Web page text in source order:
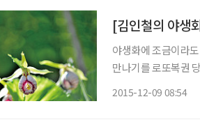
[김인철의 야생
야생화에 조금이라
만나기를 로또복권
2015-12-09 08:54